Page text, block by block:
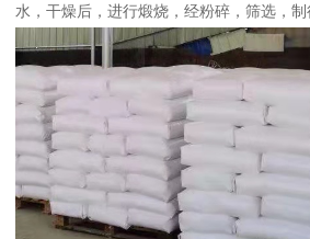
水，干燥后，进行煅烧，经粉碎，筛选，制